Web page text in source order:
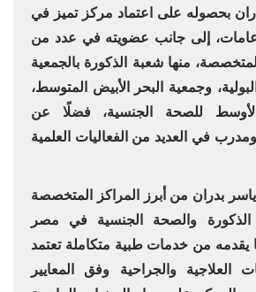
بحصوله على اعتماد مركز تميز في
إلى جانب عضويته في عدد من
منها شعبة الذكورة بالجمعية
وجمعية البحر الأبيض المتوسط،
للصحة الجنسية، فضلًا عن
في العديد من الفعاليات العلمية
بدران من أبرز المراكز المتخصصة
والصحة الجنسية في مصر
يقدمه من خدمات طبية متكاملة تعتمد
العلاجية والجراحية وفق المعايير